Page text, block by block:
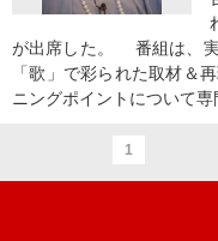
が出席した。 番組は、実
「歌」で彩られた取材＆
ニングポイントについて専
1